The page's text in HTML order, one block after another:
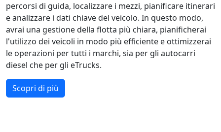
percorsi di guida, localizzare i mezzi, pianificare itinerari
e analizzare i dati chiave del veicolo. In questo modo,
avrai una gestione della flotta più chiara, pianificherai
l'utilizzo dei veicoli in modo più efficiente e ottimizzerai
le operazioni per tutti i marchi, sia per gli autocarri
diesel che per gli eTrucks.
Scopri di più